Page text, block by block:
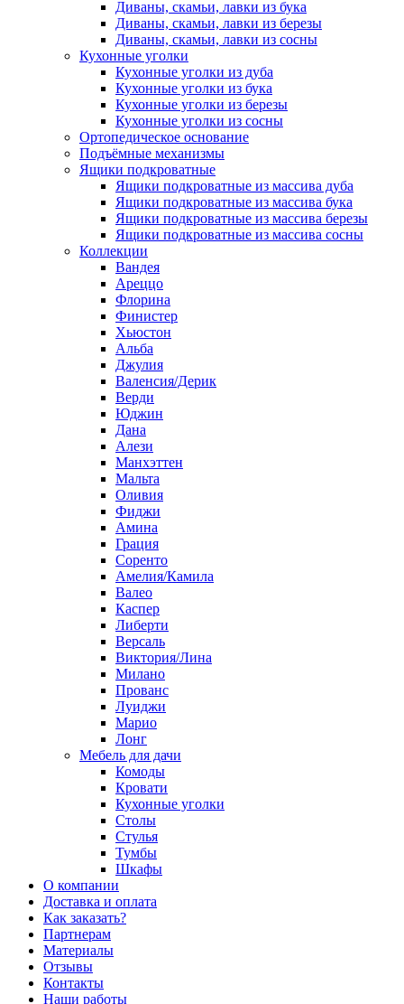
Диваны, скамьи, лавки из бука
Диваны, скамьи, лавки из березы
Диваны, скамьи, лавки из сосны
Кухонные уголки
Кухонные уголки из дуба
Кухонные уголки из бука
Кухонные уголки из березы
Кухонные уголки из сосны
Ортопедическое основание
Подъёмные механизмы
Ящики подкроватные
Ящики подкроватные из массива дуба
Ящики подкроватные из массива бука
Ящики подкроватные из массива березы
Ящики подкроватные из массива сосны
Коллекции
Вандея
Ареццо
Флорина
Финистер
Хьюстон
Альба
Джулия
Валенсия/Дерик
Верди
Юджин
Дана
Алези
Манхэттен
Мальта
Оливия
Фиджи
Амина
Грация
Соренто
Амелия/Камила
Валео
Каспер
Либерти
Версаль
Виктория/Лина
Милано
Прованс
Луиджи
Марио
Лонг
Мебель для дачи
Комоды
Кровати
Кухонные уголки
Столы
Стулья
Тумбы
Шкафы
О компании
Доставка и оплата
Как заказать?
Партнерам
Материалы
Отзывы
Контакты
Наши работы